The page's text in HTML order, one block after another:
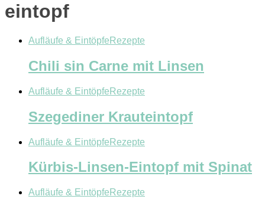
eintopf
Aufläufe & Eintöpfe Rezepte
Chili sin Carne mit Linsen
Aufläufe & Eintöpfe Rezepte
Szegediner Krauteintopf
Aufläufe & Eintöpfe Rezepte
Kürbis-Linsen-Eintopf mit Spinat
Aufläufe & Eintöpfe Rezepte